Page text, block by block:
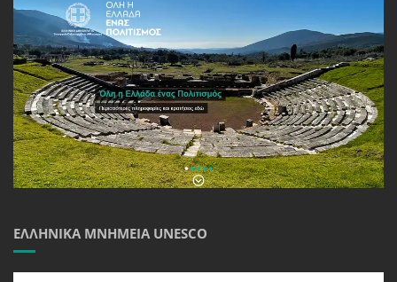
ΕΛΛΗΝΙΚΆ ΜΝΗΜΕΊΑ UNESCO